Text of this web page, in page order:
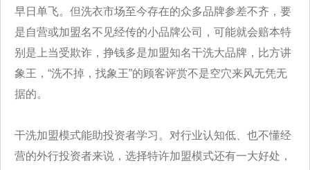
早日单飞。但洗衣市场至今存在的众多品牌参差不齐，要
是自营或加盟名不见经传的小品牌公司，可能就会赔本特
别是上当受欺诈，挣钱多是加盟知名干洗大品牌，比方讲
象王，“洗不掉，找象王”的顾客评赏不是空穴来风无凭无
据的。
干洗加盟模式能助投资者学习。对行业认知低、也不懂经
营的外行投资者来说，选择特许加盟模式还有一大好处，